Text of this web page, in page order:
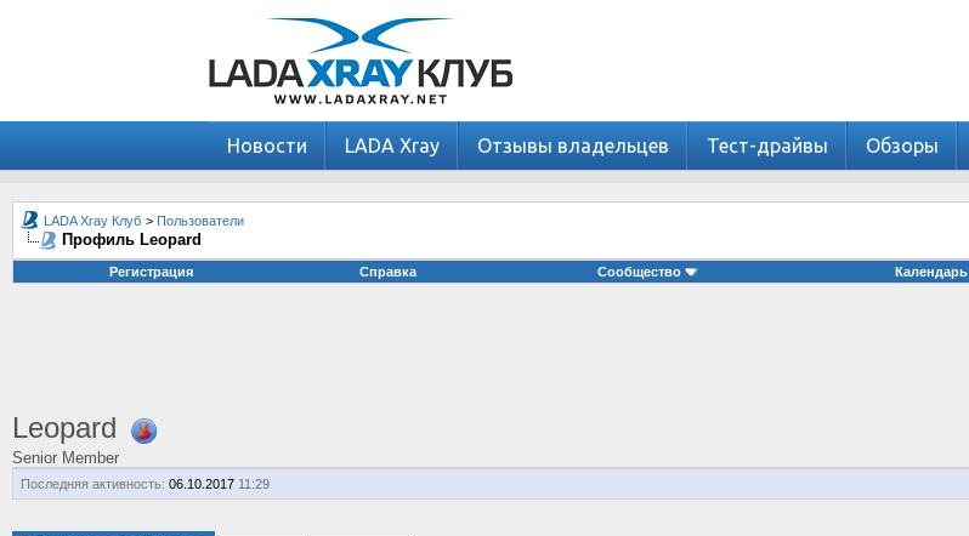
Новости LADA Xray Отзывы владельцев Тест-драйвы Обзоры
LADA Xray Клуб > Пользователи
Профиль Leopard
Регистрация
Справка Сообщество Календарь
Leopard
Senior Member
Последняя активность: 06.10.2017 11:29